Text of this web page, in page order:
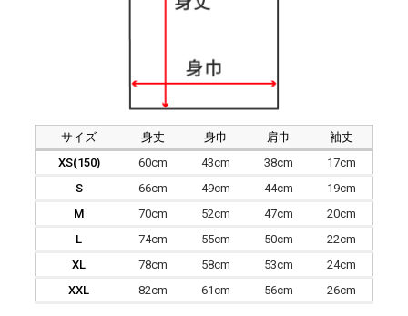
サイズ 身丈 身巾 肩巾
袖丈
XS(150)
60cm 43cm 38cm
17cm
S
66cm 49cm 44cm
19cm
M
70cm 52cm 47cm
20cm
L
74cm 55cm 50cm
22cm
XL
78cm 58cm 53cm
24cm
XXL
82cm 61cm 56cm 26cm